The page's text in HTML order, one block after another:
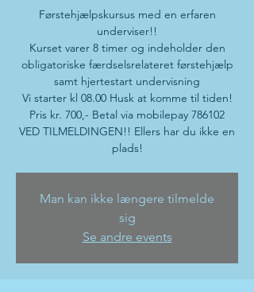
Førstehjælpskursus med en erfaren
underviser!!
Kurset varer 8 timer og indeholder den
obligatoriske færdselsrelateret førstehjælp
samt hjertestart undervisning
Vi starter kl 08.00 Husk at komme til tiden!
Pris kr. 700,- Betal via mobilepay 786102
VED TILMELDINGEN!! Ellers har du ikke en
plads!
Man kan ikke længere tilmelde
sig
Se andre events